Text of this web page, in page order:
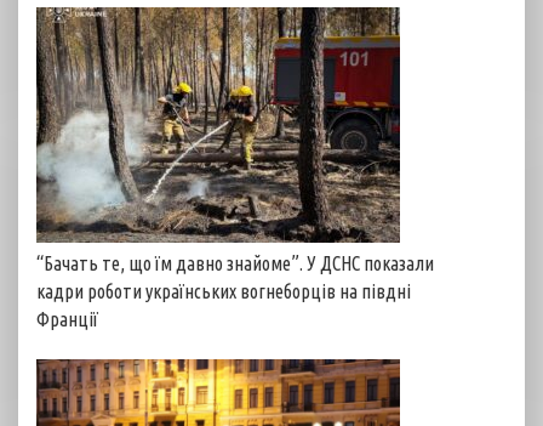
“Бачать те, що їм давно знайоме”. У ДСНС показали
кадри роботи українських вогнеборців на півдні
Франції